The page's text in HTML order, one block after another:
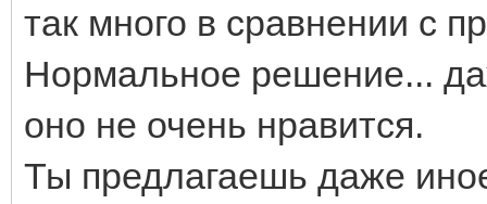
так много в сравнении с
Нормальное решение...
оно не очень нравится.
Ты предлагаешь даже